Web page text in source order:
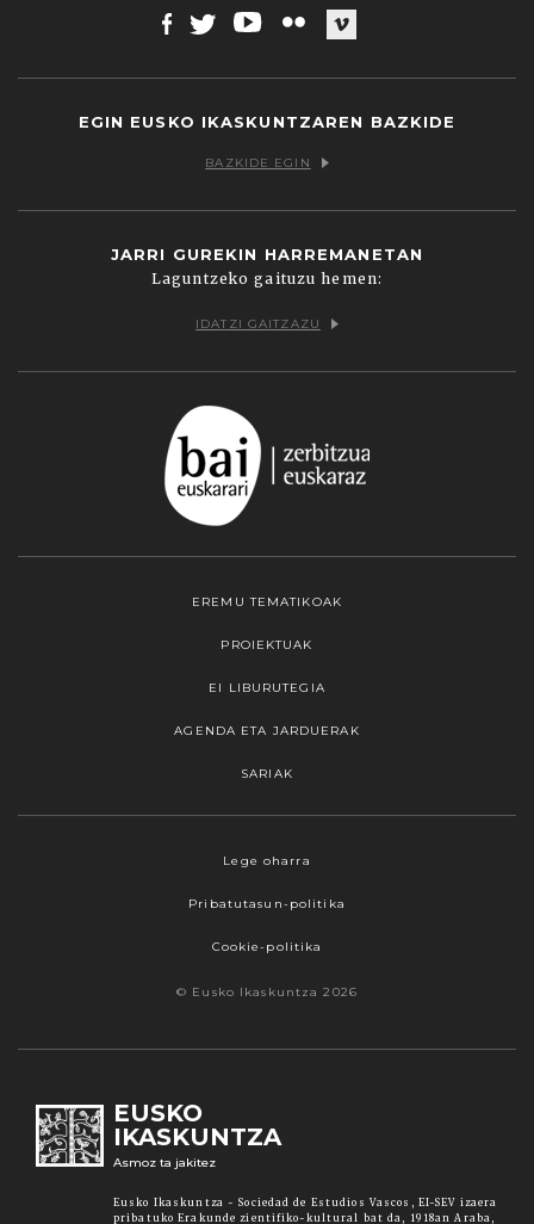
EGIN EUSKO IKASKUNTZAREN BAZKIDE
BAZKIDE EGIN
JARRI GUREKIN HARREMANETAN
Laguntzeko gaituzu hemen:
IDATZI GAITZAZU
EREMU TEMATIKOAK
PROIEKTUAK
EI LIBURUTEGIA
AGENDA ETA JARDUERAK
SARIAK
Lege oharra
Pribatutasun-politika
Cookie-politika
© Eusko Ikaskuntza 2026
EUSKO
IKASKUNTZA
Asmoz ta jakitez
Eusko Ikaskuntza - Sociedad de Estudios Vascos, EI-SEV izaera
pribatuko Erakunde zientifiko-kultural bat da, 1918an Araba,
Webgune honek cookieak erabiltzen ditu,
nabigatzeko nahiago duzun cookie aukera.
Guztiz desaktibatzea ere hauta dezakezu.
"konfigurazioa" aukeran. "Onartzen dut" botoia
cookie politika onartzen duzula adierazten ari
gehiago lortzeko.
Onartu